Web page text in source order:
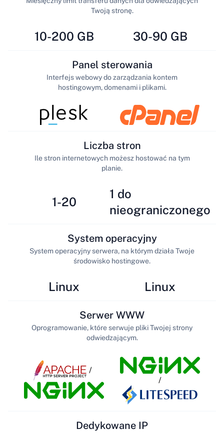
10-200 GB
Twoją stronę.
30-90 GB
Panel sterowania
Interfejs webowy do zarządzania kontem
hostingowym, domenami i plikami.
1-20
Liczba stron
Ile stron internetowych możesz hostować na tym
planie.
1 do
nieograniczonego
Linux
System operacyjny
System operacyjny serwera, na którym działa Twoje
środowisko hostingowe.
Linux
/
Serwer WWW
Oprogramowanie, które serwuje pliki Twojej strony
odwiedzającym.
/
Dedykowane IP